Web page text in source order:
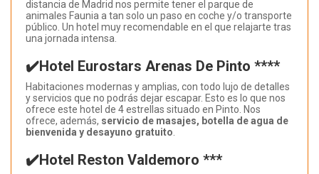
distancia de Madrid nos permite tener el parque de
animales Faunia a tan solo un paso en coche y/o transporte
público. Un hotel muy recomendable en el que relajarte tras
una jornada intensa.
✔️Hotel Eurostars Arenas De Pinto ****
Habitaciones modernas y amplias, con todo lujo de detalles
y servicios que no podrás dejar escapar. Esto es lo que nos
ofrece este hotel de 4 estrellas situado en Pinto. Nos
ofrece, además, servicio de masajes, botella de agua de
bienvenida y desayuno gratuito.
✔️Hotel Reston Valdemoro ***